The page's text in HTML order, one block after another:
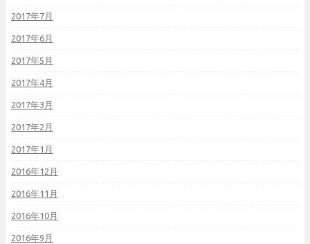
2017年7月
2017年6月
2017年5月
2017年4月
2017年3月
2017年2月
2017年1月
2016年12月
2016年11月
2016年10月
2016年9月